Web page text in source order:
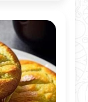
десерт